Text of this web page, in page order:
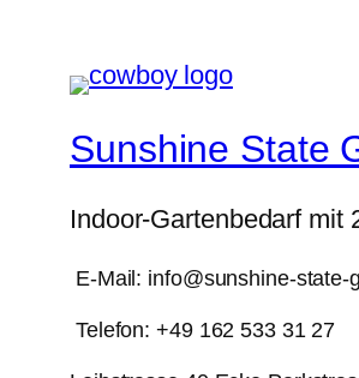
Sunshine State
Indoor-Gartenbedarf mit
E-Mail: info@sunshine-state-
Telefon: +49 162 533 31 27